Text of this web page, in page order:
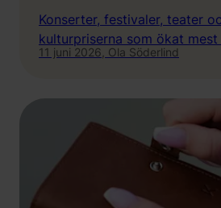
Konserter, festivaler, teater
kulturpriserna som ökat
11 juni 2026, Ola Söderlind